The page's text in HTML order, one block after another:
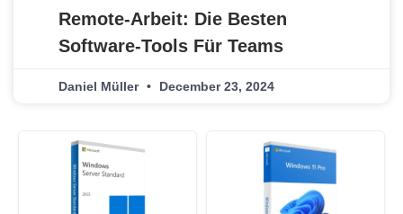
Remote-Arbeit: Die Besten
Software-Tools Für Teams
Daniel Müller December 23, 2024